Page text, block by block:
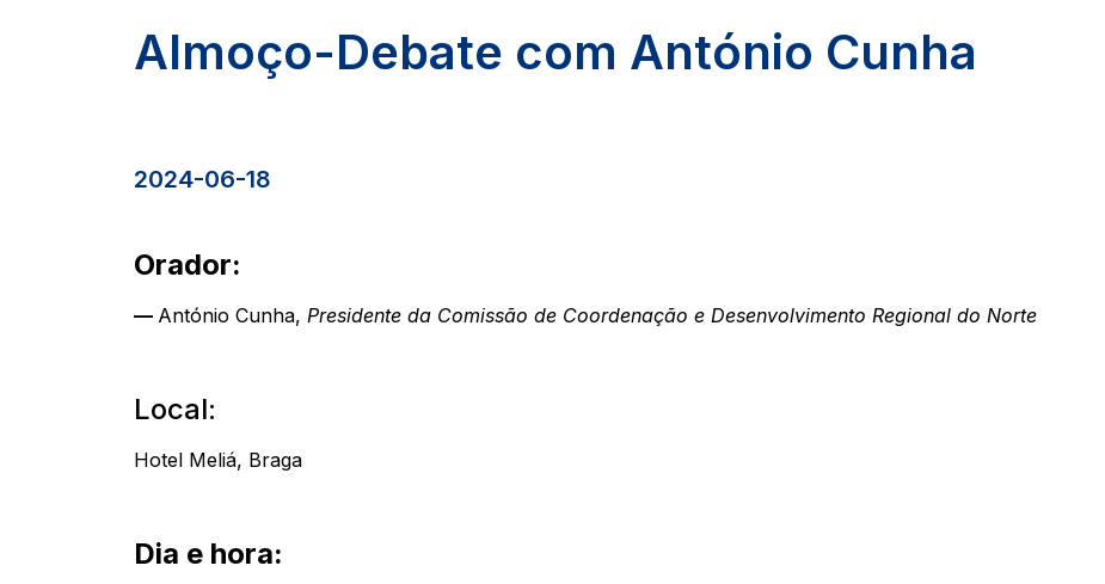
Almoço-Debate com António Cunha
2024-06-18
Orador:
— António Cunha, Presidente da Comissão de Coordenação e Desenvolvimento Regional do Norte
Local:
Hotel Meliá, Braga
Dia e hora: